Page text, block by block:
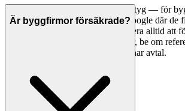
Ett bra första steg är att jämföra betyg — för
Hantverkare visar vi betyg från Google där de
vad andra kunder tycker. Kontrollera alltid att
skattesedel och giltiga försäkringar, be om
omdömen noggrant innan du tecknar avtal.
Är byggfirmor försäkrade?